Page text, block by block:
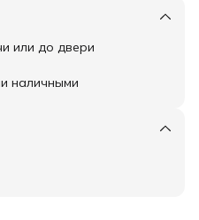
или до двери
наличными